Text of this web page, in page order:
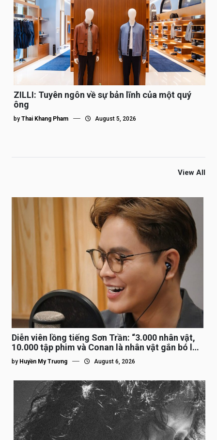
ZILLI: Tuyên ngôn về sự bản lĩnh của một quý
ông
by Thai Khang Pham August 5, 2026
View All
Diễn viên lồng tiếng Sơn Trần: “3.000 nhân vật,
10.000 tập phim và Conan là nhân vật gắn bó lâu
nhất”
by Huyền My Trương August 6, 2026